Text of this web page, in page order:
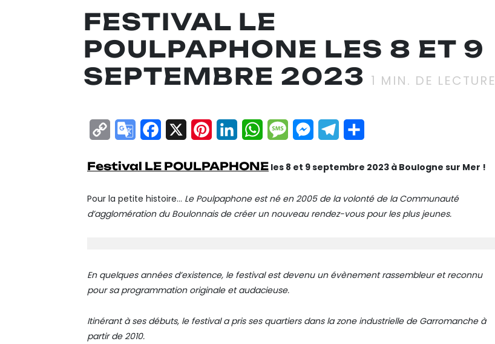
FESTIVAL LE
POULPAPHONE LES 8 ET 9
SEPTEMBRE 2023 1 MIN. DE LECTURE
Copy GoogleFacebook
X Pinterest
LinkedInWhatsApp
MessageMessenger
Telegram
Festival LE POULPAPHONE les 8 et 9 septembre 2023 à Boulogne sur Mer !
Pour la petite histoire… Le Poulpaphone est né en 2005 de la volonté de la Communauté
d’agglomération du Boulonnais de créer un nouveau rendez-vous pour les plus jeunes.
En quelques années d’existence, le festival est devenu un évènement rassembleur et reconnu
pour sa programmation originale et audacieuse.
Itinérant à ses débuts, le festival a pris ses quartiers dans la zone industrielle de Garromanche à
partir de 2010.